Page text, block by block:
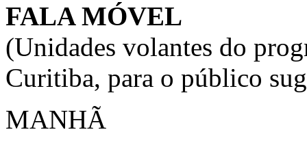
FALA MÓVEL
(Unidades volantes do
Curitiba, para o público
MANHÃ